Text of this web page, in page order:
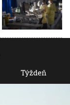
Týždeň